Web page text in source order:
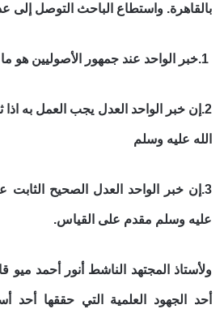
بالقاهرة. واستطاع الباحث التوصل إلى
2.إن خبر الواحد العدل يجب العمل به
الله عليه وسلم
3.إن خبر الواحد العدل الصحيح
عليه وسلم مقدم على القياس.
ولأستاذ المجتهد الناشط أنور أحمد
أحد الجهود العلمية التي حققها أحد